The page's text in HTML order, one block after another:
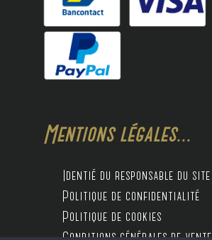
Mentions légales...
Identié du responsable du site
Politique de confidentialité
Politique de cookies
Conditions générales de vente